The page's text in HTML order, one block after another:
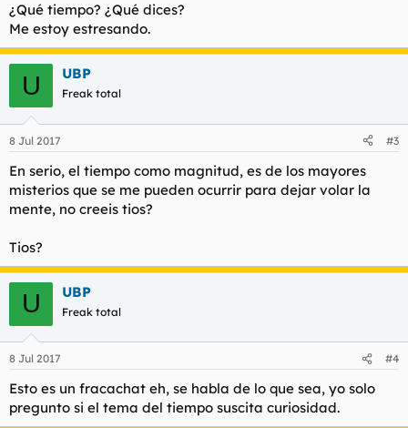
¿Qué tiempo? ¿Qué dices?
Me estoy estresando.
U UBP
Freak total
8 Jul 2017 #3
En serio, el tiempo como magnitud, es de los mayores
misterios que se me pueden ocurrir para dejar volar la
mente, no creeis tios?
Tios?
U UBP
Freak total
8 Jul 2017 #4
Esto es un fracachat eh, se habla de lo que sea, yo solo
pregunto si el tema del tiempo suscita curiosidad.